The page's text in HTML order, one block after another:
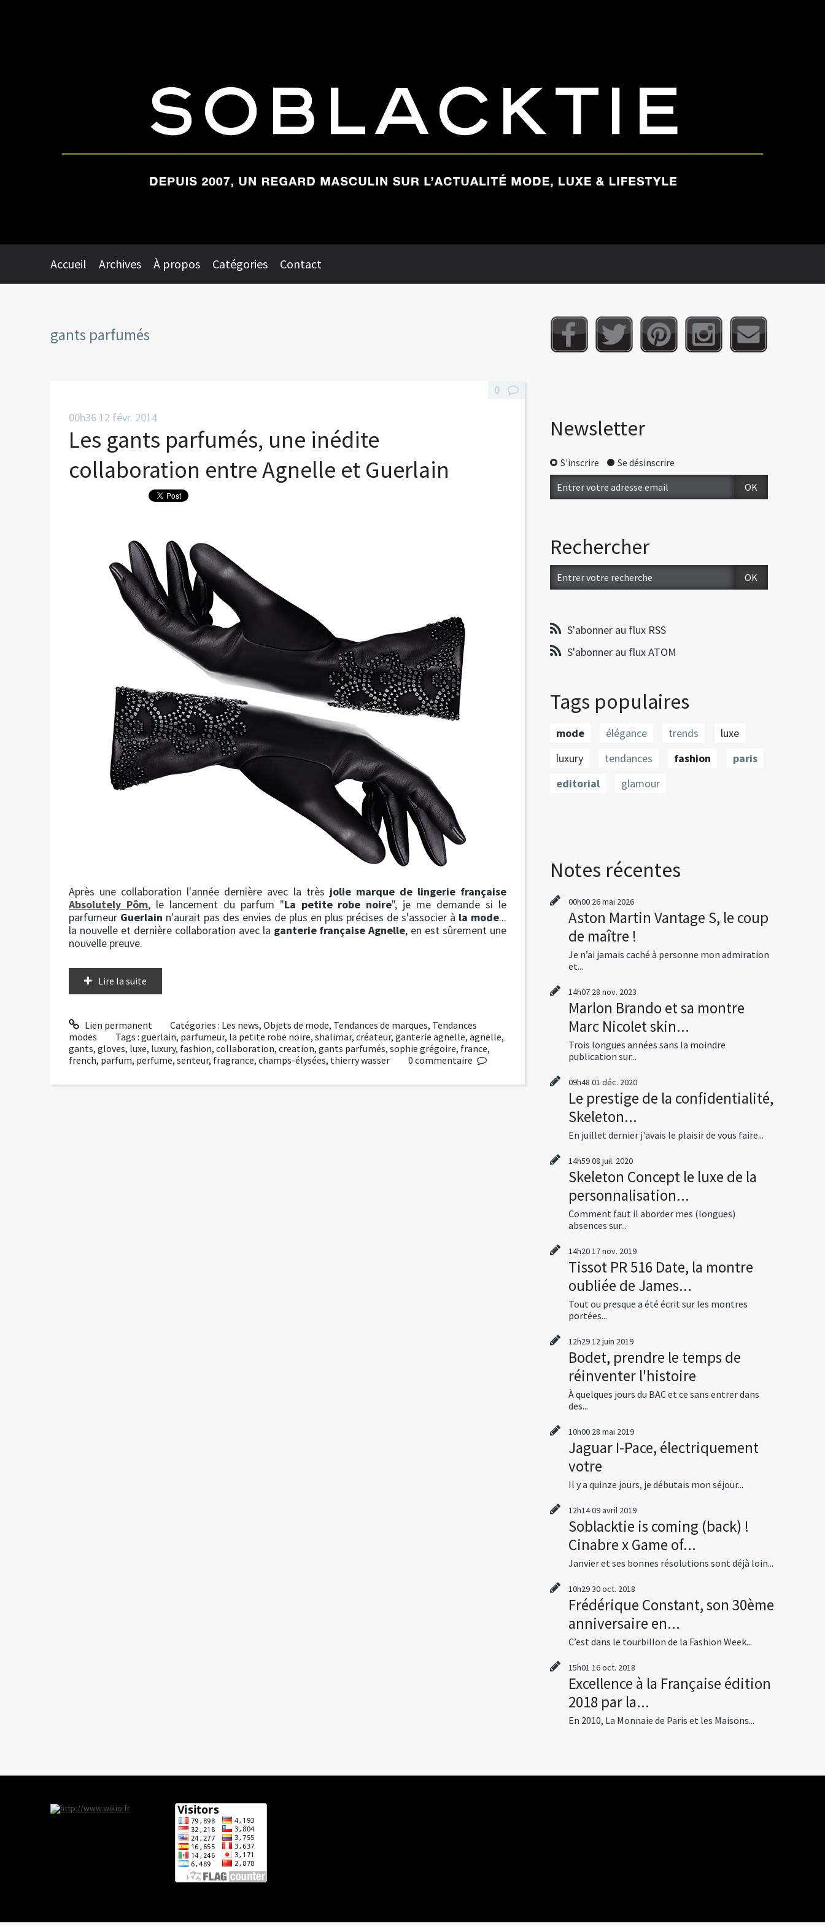
Accueil Archives À propos Catégories Contact
gants parfumés
00h36 12 févr. 2014
Les gants parfumés, une inédite
collaboration entre Agnelle et Guerlain
Après une collaboration l'année dernière avec la très jolie marque de lingerie française
Absolutely Pôm, le lancement du parfum "La petite robe noire", je me demande si le
parfumeur Guerlain n'aurait pas des envies de plus en plus précises de s'associer à la mode...
la nouvelle et dernière collaboration avec la ganterie française Agnelle, en est sûrement une
nouvelle preuve.
Lire la suite
Lien permanent Catégories : Les news,Objets de mode, Tendances de marques, Tendances
modes
Tags : guerlain, parfumeur, la petite robe noire, shalimar, créateur, ganterie agnelle, agnelle,
gants, gloves, luxe, luxury, fashion, collaboration, creation, gants parfumés, sophie grégoire, france,
french, parfum, perfume, senteur, fragrance, champs-élysées, thierry wasser
0
0 commentaire
Newsletter
S'inscrire Se désinscrire
Rechercher
S'abonner au flux RSS
S'abonner au flux ATOM
Tags populaires
mode élégance trends
luxe
luxury
tendances fashion
paris
editorial
glamour
Notes récentes
00h00 26mai 2026
Aston Martin Vantage S, le coup
de maître !
Je n’ai jamais caché à personne mon admiration
et...
14h07 28 nov. 2023
Marlon Brando et sa montre
Marc Nicolet skin...
Trois longues années sans la moindre
publication sur...
09h48 01 déc. 2020
Le prestige de la confidentialité,
Skeleton...
En juillet dernier j'avais le plaisir de vous faire...
14h5908 juil. 2020
Skeleton Concept le luxe de la
personnalisation...
Comment faut il aborder mes (longues)
absences sur...
14h2017nov. 2019
Tissot PR 516 Date, la montre
oubliée de James...
Tout ou presque a été écrit sur les montres
portées...
12h2912juin 2019
Bodet, prendre le temps de
réinventer l'histoire
À quelques jours du BAC et ce sans entrer dans
des...
10h00 28 mai 2019
Jaguar I-Pace, électriquement
votre
Il y a quinze jours, je débutais mon séjour...
12h1409avril 2019
Soblacktie is coming (back) !
Cinabre x Game of...
Janvier et ses bonnes résolutions sont déjà loin...
10h2930oct. 2018
Frédérique Constant, son 30ème
anniversaire en...
C’est dans le tourbillon de la Fashion Week...
15h01 16oct. 2018
Excellence à la Française édition
2018 par la...
En 2010, La Monnaie de Paris et les Maisons...